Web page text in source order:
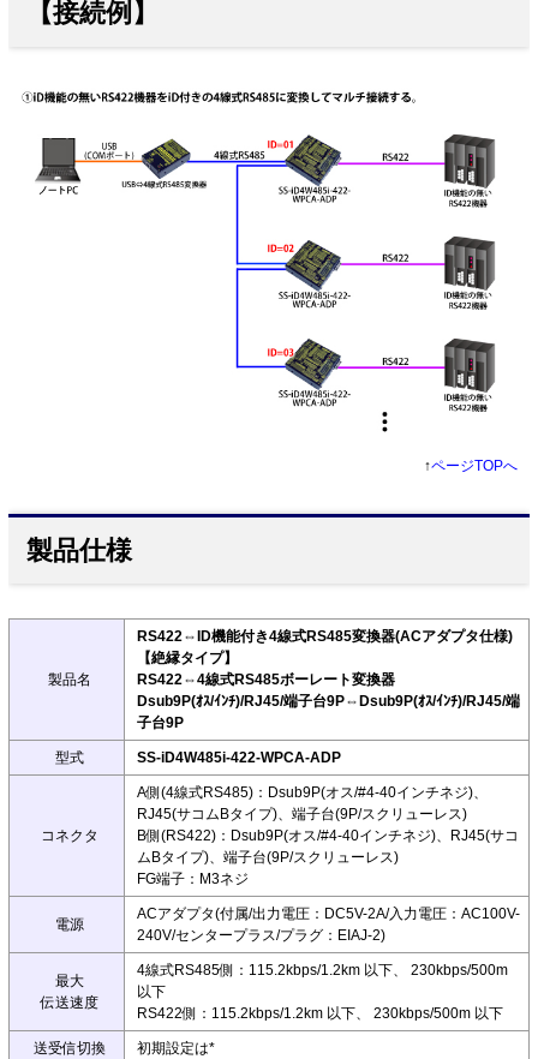
【接続例】
↑ページTOPへ
製品仕様
製品名
RS422⇔ID機能付き4線式RS485変換器(ACアダプタ仕様)
【絶縁タイプ】
RS422⇔4線式RS485ボーレート変換器
Dsub9P(ｵｽ/ｲﾝﾁ)/RJ45/端子台9P⇔Dsub9P(ｵｽ/ｲﾝﾁ)/RJ45/端
子台9P
型式 SS-iD4W485i-422-WPCA-ADP
コネクタ
A側(4線式RS485)：Dsub9P(オス/#4-40インチネジ)、
RJ45(サコムBタイプ)、端子台(9P/スクリューレス)
B側(RS422)：Dsub9P(オス/#4-40インチネジ)、RJ45(サコ
ムBタイプ)、端子台(9P/スクリューレス)
FG端子：M3ネジ
電源
ACアダプタ(付属/出力電圧：DC5V-2A/入力電圧：AC100V-
240V/センタープラス/プラグ：EIAJ-2)
最大
伝送速度
4線式RS485側：115.2kbps/1.2km 以下、 230kbps/500m
以下
RS422側：115.2kbps/1.2km 以下、 230kbps/500m 以下
送受信切換
初期設定は*